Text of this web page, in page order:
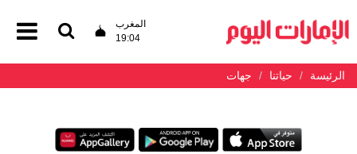
المغرب
19:04
الرئيسة حياتنا جهات